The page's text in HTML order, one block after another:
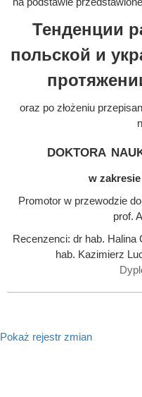
Тенденции
польской и
oraz po złożeniu
doktora
w
Promotor w przewodzie
prof.
Recenzenci: dr hab. Halina
hab. Kazimierz
Pokaż rejestr zmian